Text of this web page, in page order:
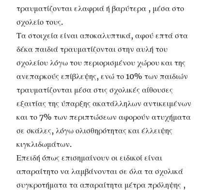
τραυματίζονται ελαφριά ή βαρύτερα , μέσα στο
σχολείο τους.
Τα στοιχεία είναι αποκαλυπτικά, αφού επτά στα
δέκα παιδιά τραυματίζονται στην αυλή του
σχολείου λόγω του περιορισμένου χώρου και της
ανεπαρκούς επίβλεψης, ενώ το 10% των παιδιών
τραυματίζονται μέσα στις σχολικές αίθουσες
εξαιτίας της ύπαρξης ακατάλληλων αντικειμένων
και το 7% των περιπτώσεων αφορούν ατυχήματα
σε σκάλες, λόγω ολισθηρότητας και έλλειψης
κιγκλιδωμάτων.
Επειδή όπως επισημαίνουν οι ειδικοί είναι
απαραίτητο να λαμβάνονται σε όλα τα σχολικά
συγκροτήματα τα απαραίτητα μέτρα πρόληψης ,